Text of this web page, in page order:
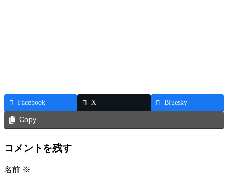
Facebook X Bluesky
Copy
コメントを残す
名前 ※